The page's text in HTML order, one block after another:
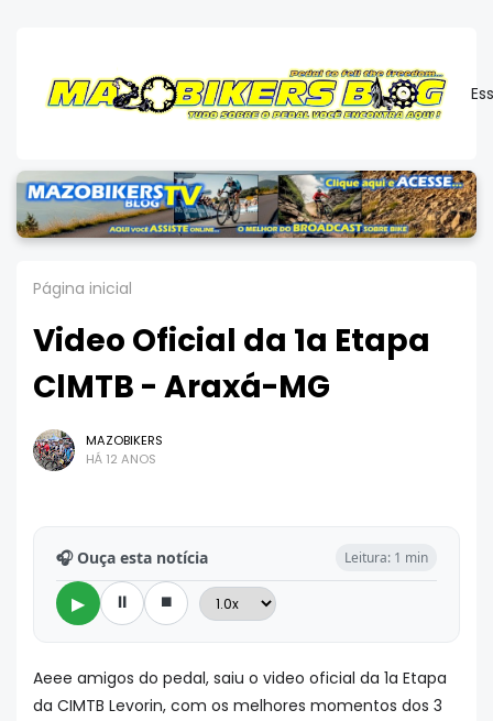
Página inicial
Video Oficial da 1a Etapa
ClMTB - Araxá-MG
MAZOBIKERS
HÁ 12 ANOS
🎧 Ouça esta notícia Leitura: 1 min
▶ ⏸ ⏹
Aeee amigos do pedal, saiu o video oficial da 1a Etapa
da CIMTB Levorin, com os melhores momentos dos 3